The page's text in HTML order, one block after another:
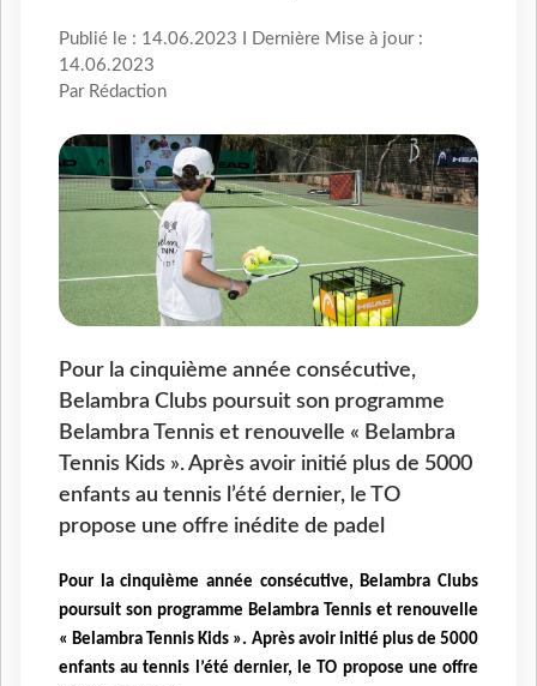
Publié le : 14.06.2023 I Dernière Mise à jour :
14.06.2023
Par Rédaction
Pour la cinquième année consécutive,
Belambra Clubs poursuit son programme
Belambra Tennis et renouvelle « Belambra
Tennis Kids ». Après avoir initié plus de 5000
enfants au tennis l’été dernier, le TO
propose une offre inédite de padel
Pour la cinquième année consécutive, Belambra Clubs
poursuit son programme Belambra Tennis et renouvelle
« Belambra Tennis Kids ». Après avoir initié plus de 5000
enfants au tennis l’été dernier, le TO propose une offre